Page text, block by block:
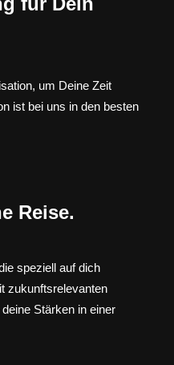
um Deine Zeit
ist bei uns in den besten
Reise.
speziell auf dich
zukunftsrelevanten
Stärken in einer